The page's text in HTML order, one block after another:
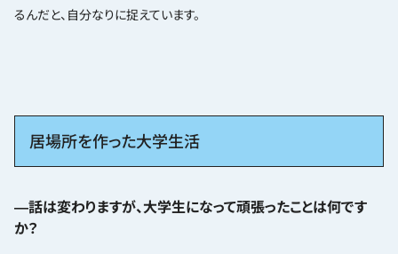
るんだと、自分なりに捉えています。
居場所を作った大学生活
―話は変わりますが、大学生になって頑張ったことは何です
か？